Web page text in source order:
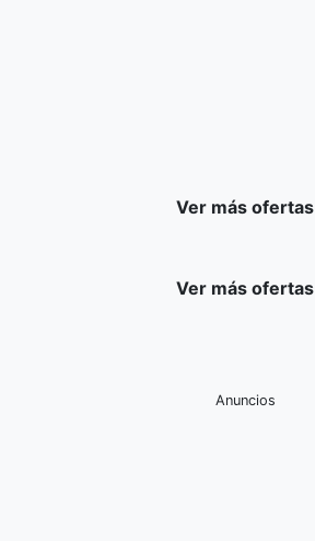
Ver más ofertas
Ver más ofertas
Anuncios